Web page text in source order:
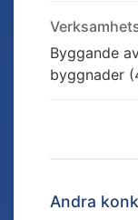
Byggande
byggnader
Andra